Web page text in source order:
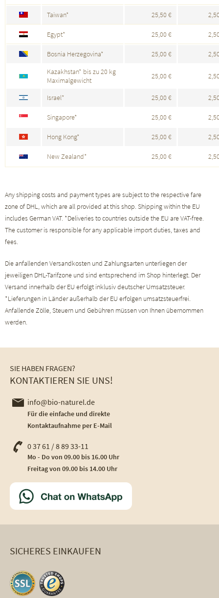
Taiwan* 25,50 €
Egypt* 25,00 €
Bosnia Herzegovina* 25,00 €
Kazakhstan* bis zu 20 kg
Maximalgewicht
25,00 €
Israel* 25,00 €
Singapore* 25,00 €
Hong Kong* 25,00 €
New Zealand* 25,00 €
Any shipping costs and payment types are subject to the respective fare
zone of DHL, which are all provided at this shop. Shipping within the EU
includes German VAT. *Deliveries to countries outside the EU are VAT-free.
The customer is responsible for any applicable import duties, taxes and
fees.
Die anfallenden Versandkosten und Zahlungsarten unterliegen der
jeweiligen DHL-Tarifzone und sind entsprechend im Shop hinterlegt. Der
Versand innerhalb der EU erfolgt inklusiv deutscher Umsatzsteuer.
*Lieferungen in Länder außerhalb der EU erfolgen umsatzsteuerfrei.
Anfallende Zölle, Steuern und Gebühren müssen von Ihnen übernommen
werden.
SIE HABEN FRAGEN?
KONTAKTIEREN SIE UNS!
info@bio-naturel.de
Für die einfache und direkte
Kontaktaufnahme per E-Mail
0 37 61 / 8 89 33-11
Mo - Do von 09.00 bis 16.00 Uhr
Freitag von 09.00 bis 14.00 Uhr
SICHERES EINKAUFEN